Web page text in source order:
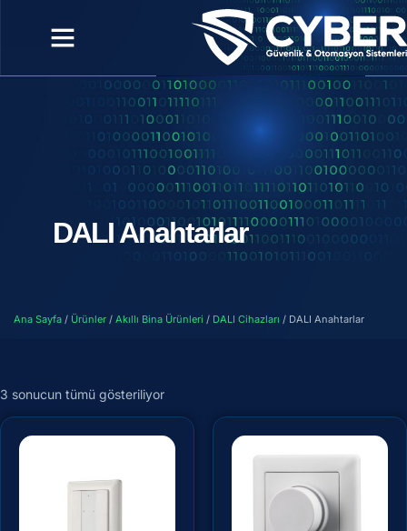
DALI Anahtarlar
Ana Sayfa / Ürünler / Akıllı Bina Ürünleri / DALI Cihazları / DALI Anahtarlar
3 sonucun tümü gösteriliyor